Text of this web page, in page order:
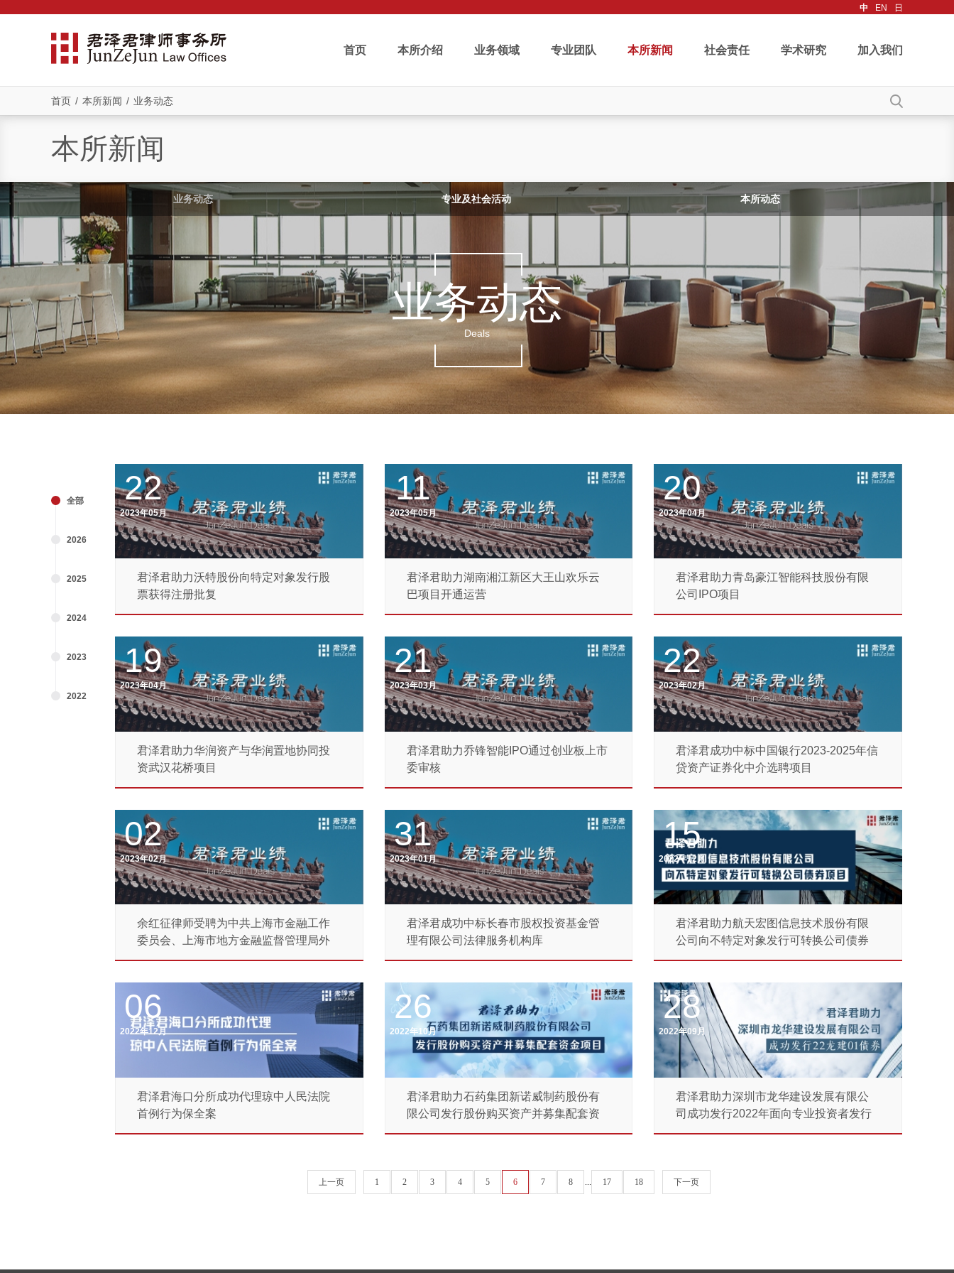
中 EN 日
首页 本所介绍 业务领域 专业团队 本所新闻 社会责任 学术研究 加入我们
首页 / 本所新闻 / 业务动态
本所新闻
业务动态 专业及社会活动 本所动态
业务动态
Deals
全部
2026
2025
2024
2023
2022
22
2023年05月
君泽君助力沃特股份向特定对象发行股
票获得注册批复
11
2023年05月
君泽君助力湖南湘江新区大王山欢乐云
巴项目开通运营
20
2023年04月
君泽君助力青岛豪江智能科技股份有限
公司IPO项目
19
2023年04月
君泽君助力华润资产与华润置地协同投
资武汉花桥项目
21
2023年03月
君泽君助力乔锋智能IPO通过创业板上市
委审核
22
2023年02月
君泽君成功中标中国银行2023-2025年信
贷资产证券化中介选聘项目
02
2023年02月
余红征律师受聘为中共上海市金融工作
委员会、上海市地方金融监督管理局外
部...
31
2023年01月
君泽君成功中标长春市股权投资基金管
理有限公司法律服务机构库
15
2022年12月
君泽君助力航天宏图信息技术股份有限
公司向不特定对象发行可转换公司债券
项...
06
2022年12月
君泽君海口分所成功代理琼中人民法院
首例行为保全案
26
2022年10月
君泽君助力石药集团新诺威制药股份有
限公司发行股份购买资产并募集配套资
金...
28
2022年09月
君泽君助力深圳市龙华建设发展有限公
司成功发行2022年面向专业投资者发行
公...
上一页 1 2 3 4 5 6 7 8 17 18 下一页